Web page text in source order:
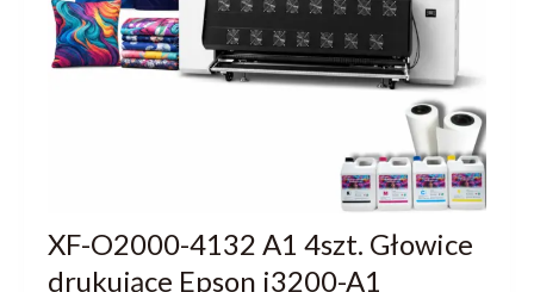
XF-O2000-4132 A1 4szt. Głowice
drukujące Epson i3200-A1